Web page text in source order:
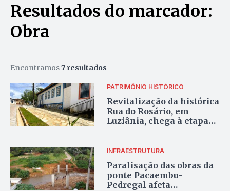
Resultados do marcador:
Obra
Encontramos7 resultados
PATRIMÔNIO HISTÓRICO
Revitalização da histórica
Rua do Rosário, em
Luziânia, chega à etapa
INFRAESTRUTURA
Paralisação das obras da
ponte Pacaembu-
Pedregal afeta